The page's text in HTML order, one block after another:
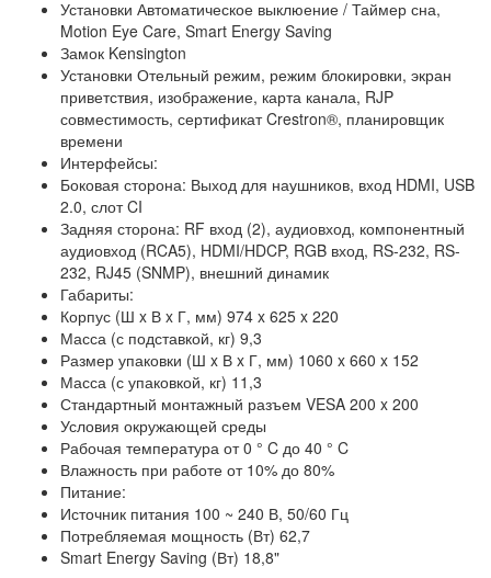
Установки Автоматическое выклюение / Таймер сна,
Motion Eye Care, Smart Energy Saving
Замок Kensington
Установки Отельный режим, режим блокировки, экран
приветствия, изображение, карта канала, RJP
совместимость, сертификат Crestron®, планировщик
времени
Интерфейсы:
Боковая сторона: Выход для наушников, вход HDMI, USB
2.0, слот CI
Задняя сторона: RF вход (2), аудиовход, компонентный
аудиовход (RCA5), HDMI/HDCP, RGB вход, RS-232, RS-
232, RJ45 (SNMP), внешний динамик
Габариты:
Корпус (Ш x В x Г, мм) 974 x 625 x 220
Масса (с подставкой, кг) 9,3
Размер упаковки (Ш x В x Г, мм) 1060 x 660 x 152
Масса (с упаковкой, кг) 11,3
Стандартный монтажный разъем VESA 200 x 200
Условия окружающей среды
Рабочая температура от 0 ° C до 40 ° C
Влажность при работе от 10% до 80%
Питание:
Источник питания 100 ~ 240 В, 50/60 Гц
Потребляемая мощность (Вт) 62,7
Smart Energy Saving (Вт) 18,8"